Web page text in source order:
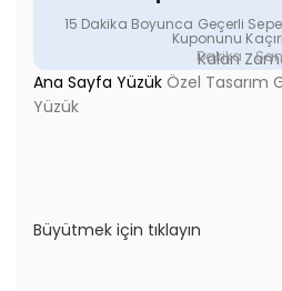
15 Dakika Boyunca Geçerli
Kuponunu
Kalan
Dakika
Ana Sayfa Yüzük Özel Tasarım
Yüzük
Büyütmek için tıklayın